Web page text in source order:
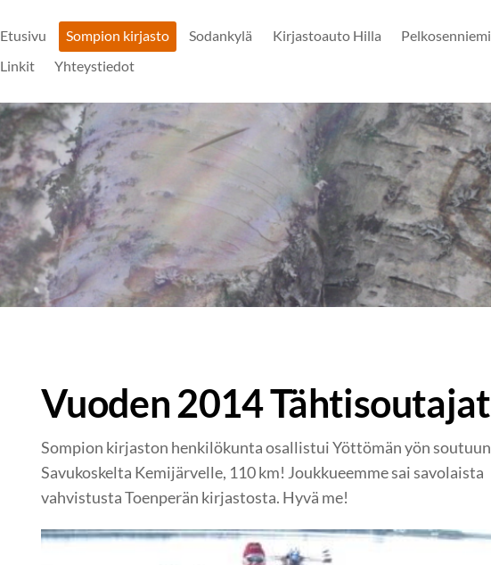
Etusivu Sompion kirjasto Sodankylä Kirjastoauto Hilla Pelkosenniemi
Linkit
Yhteystiedot
Vuoden 2014 Tähtisoutajat
Sompion kirjaston henkilökunta osallistui Yöttömän yön soutuun
Savukoskelta Kemijärvelle, 110 km! Joukkueemme sai savolaista
vahvistusta Toenperän kirjastosta. Hyvä me!